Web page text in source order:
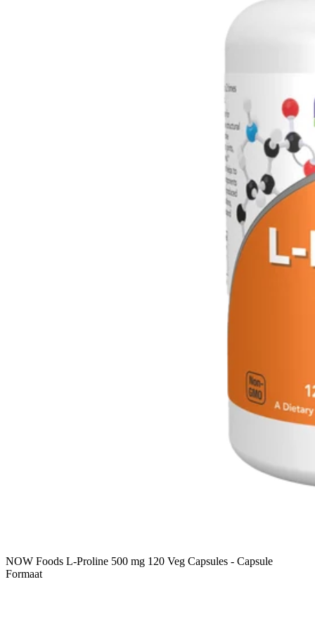
NOW Foods L-Proline 500 mg 120 Veg Capsules - Capsule
Formaat